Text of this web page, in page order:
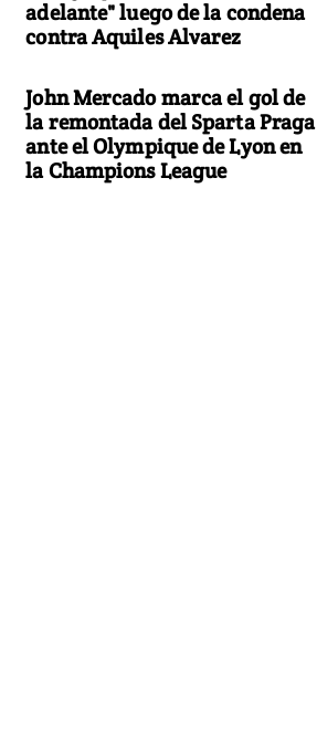
adelante" luego de la condena
contra Aquiles Alvarez
John Mercado marca el gol de
la remontada del Sparta Praga
ante el Olympique de Lyon en
la Champions League